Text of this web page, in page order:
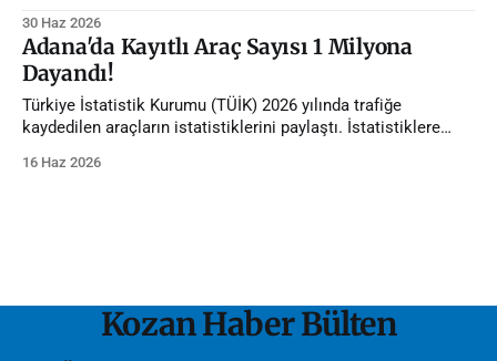
30 Haz 2026
Adana'da Kayıtlı Araç Sayısı 1 Milyona
Dayandı!
Türkiye İstatistik Kurumu (TÜİK) 2026 yılında trafiğe
kaydedilen araçların istatistiklerini paylaştı. İstatistiklere
16 Haz 2026
Kozan Haber Bülten